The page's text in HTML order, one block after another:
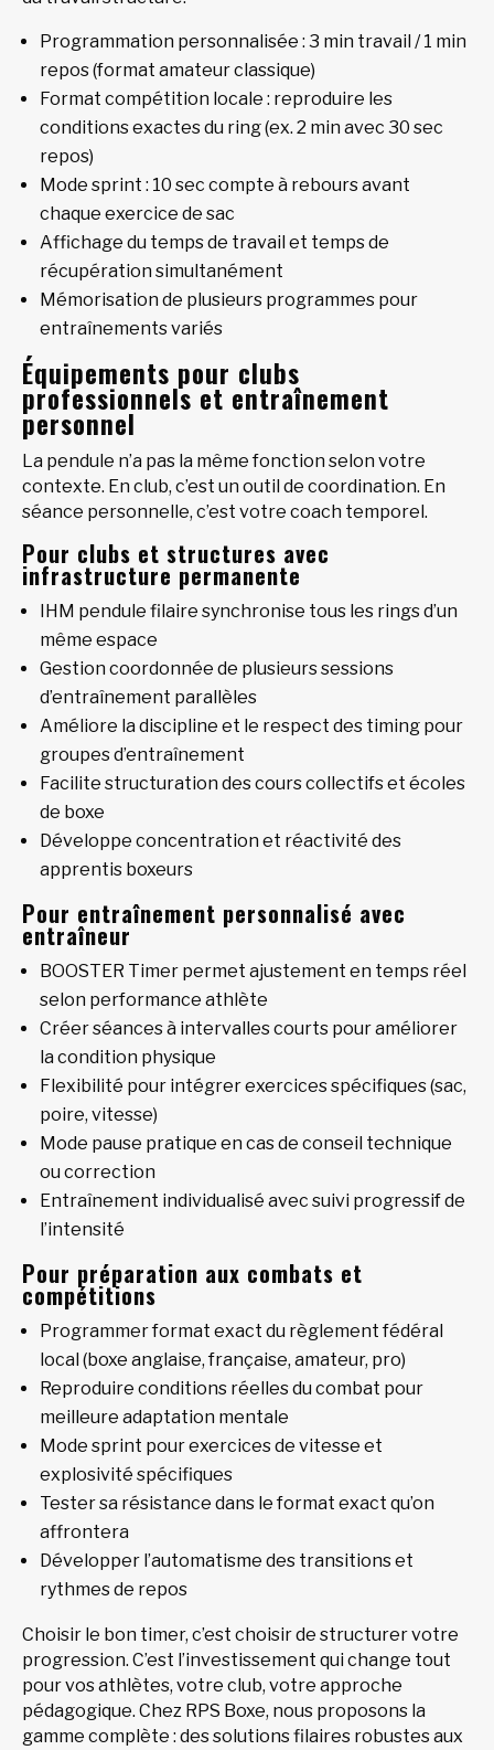
Programmation personnalisée : 3 min travail / 1 min
repos (format amateur classique)
Format compétition locale : reproduire les
conditions exactes du ring (ex. 2 min avec 30 sec
repos)
Mode sprint : 10 sec compte à rebours avant
chaque exercice de sac
Affichage du temps de travail et temps de
récupération simultanément
Mémorisation de plusieurs programmes pour
entraînements variés
Équipements pour clubs
professionnels et entraînement
personnel
La pendule n’a pas la même fonction selon votre
contexte. En club, c’est un outil de coordination. En
séance personnelle, c’est votre coach temporel.
Pour clubs et structures avec
infrastructure permanente
IHM pendule filaire synchronise tous les rings d’un
même espace
Gestion coordonnée de plusieurs sessions
d’entraînement parallèles
Améliore la discipline et le respect des timing pour
groupes d’entraînement
Facilite structuration des cours collectifs et écoles
de boxe
Développe concentration et réactivité des
apprentis boxeurs
Pour entraînement personnalisé avec
entraîneur
BOOSTER Timer permet ajustement en temps réel
selon performance athlète
Créer séances à intervalles courts pour améliorer
la condition physique
Flexibilité pour intégrer exercices spécifiques (sac,
poire, vitesse)
Mode pause pratique en cas de conseil technique
ou correction
Entraînement individualisé avec suivi progressif de
l’intensité
Pour préparation aux combats et
compétitions
Programmer format exact du règlement fédéral
local (boxe anglaise, française, amateur, pro)
Reproduire conditions réelles du combat pour
meilleure adaptation mentale
Mode sprint pour exercices de vitesse et
explosivité spécifiques
Tester sa résistance dans le format exact qu’on
affrontera
Développer l’automatisme des transitions et
rythmes de repos
Choisir le bon timer, c’est choisir de structurer votre
progression. C’est l’investissement qui change tout
pour vos athlètes, votre club, votre approche
pédagogique. Chez RPS Boxe, nous proposons la
gamme complète : des solutions filaires robustes aux